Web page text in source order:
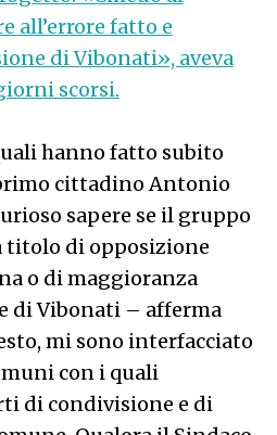
all’errore fatto e
di Vibonati», aveva
scorsi.
hanno fatto subito
cittadino Antonio
sapere se il gruppo
titolo di opposizione
o di maggioranza
di Vibonati – afferma
mi sono interfacciato
con i quali
di condivisione e di